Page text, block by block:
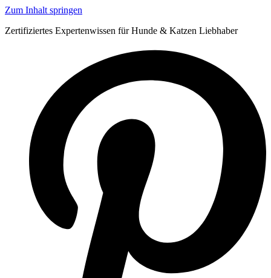
Zum Inhalt springen
Zertifiziertes Expertenwissen für Hunde & Katzen Liebhaber